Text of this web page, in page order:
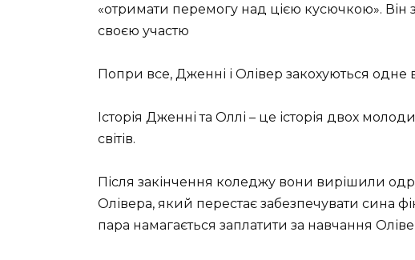
«отримати перемогу над цією кусючкою».
своєю участю
Попри все, Дженні і Олівер закохуються одне
Історія Дженні та Оллі – це історія двох
світів.
Після закінчення коледжу вони вирішили
Олівера, який перестає забезпечувати сина
пара намагається заплатити за навчання